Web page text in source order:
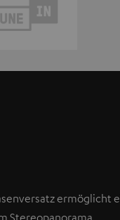
ermöglicht
Stereopanorama.